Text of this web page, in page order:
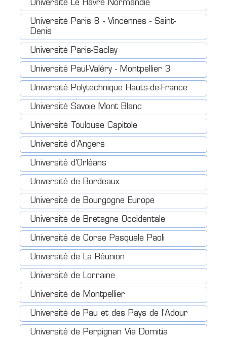
Université Le Havre Normandie
Université Paris 8 - Vincennes - Saint-
Denis
Université Paris-Saclay
Université Paul-Valéry - Montpellier 3
Université Polytechnique Hauts-de-France
Université Savoie Mont Blanc
Université Toulouse Capitole
Université d'Angers
Université d'Orléans
Université de Bordeaux
Université de Bourgogne Europe
Université de Bretagne Occidentale
Université de Corse Pasquale Paoli
Université de La Réunion
Université de Lorraine
Université de Montpellier
Université de Pau et des Pays de l'Adour
Université de Perpignan Via Domitia